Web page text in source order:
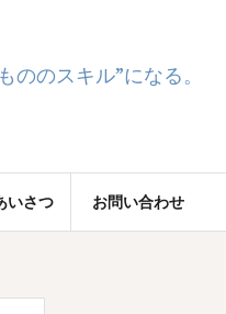
のスキル”になる。
いさつ お問い合わせ